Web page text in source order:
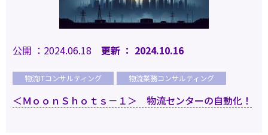
公開 ：2024.06.18 更新 ： 2024.10.16
物流ITコンサルティング 物流業務コンサルティング
＜ＭｏｏｎＳｈｏｔｓ－１＞ 物流センターの自動化！
Cookie の確認と管理
プライバシー情報
プライバシー情報